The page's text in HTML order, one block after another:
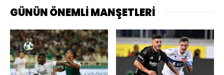
GÜNÜN ÖNEMLİ MANŞETLERİ